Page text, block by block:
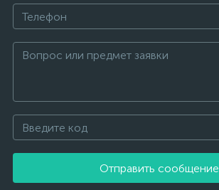
Отправить сообщение